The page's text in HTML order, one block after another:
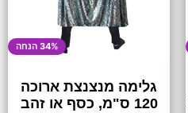
34% הנחה
גלימה מנצנצת ארוכה
120 ס"מ, כסף או זהב